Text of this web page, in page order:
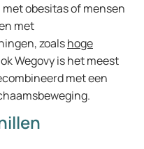
obesitas of mensen
met
zoalshoge
Wegovy is het meest
met een